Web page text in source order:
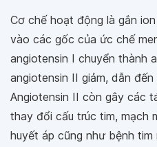
Cơ chế hoạt động là gắn
vào các gốc của ức chế
angiotensin I chuyển thành
angiotensin II giảm, dẫn
Angiotensin II còn gây các
thay đổi cấu trúc tim, mạch
huyết áp cũng như bệnh tim